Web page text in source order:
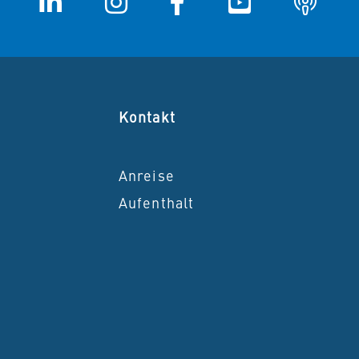
Kontakt
Anreise
Aufenthalt